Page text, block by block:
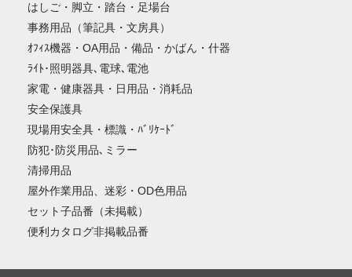
はしご・脚立・踏台・足場台
事務用品（筆記具・文房具）
ｵﾌｨｽ機器・OA用品・備品・かばん・什器
ﾗｲﾄ･照明器具､電球､電池
家電・健康器具・日用品・消耗品
安全保護具
現場用安全具・標識・ﾊﾞﾘｹｰﾄﾞ
防犯･防災用品､ミラー
清掃用品
屋外作業用品、迷彩・OD色用品
セット子品番（未掲載）
便利カタログ非掲載品番